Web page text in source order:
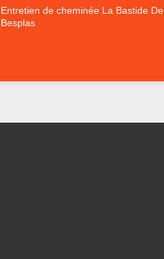
Entretien de cheminée La Bastide De
Besplas